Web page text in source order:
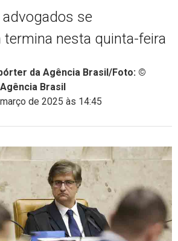
advogados se
nesta quinta-feira
da Agência Brasil/Foto: ©
Brasil
de 2025 às 14:45